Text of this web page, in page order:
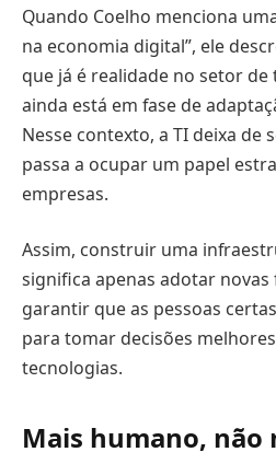
Quando Coelho menciona
na economia digital”, ele
que já é realidade no setor
ainda está em fase de
Nesse contexto, a TI deixa de
passa a ocupar um papel
empresas.
Assim, construir uma
significa apenas adotar
garantir que as pessoas
para tomar decisões
tecnologias.
Mais humano, não